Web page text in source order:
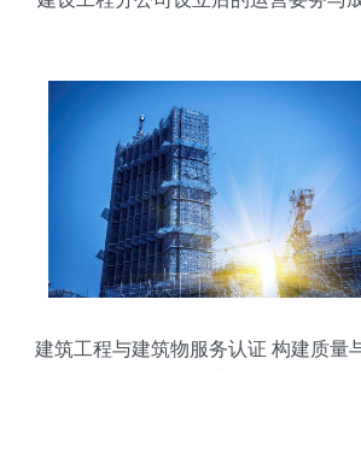
建筑工程与建筑物服务认证 构建质量